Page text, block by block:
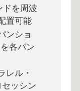
ドを周波
置可能
ンショ
各バン
レル・
ッシン